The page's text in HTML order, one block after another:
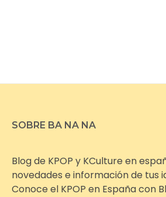
SOBRE BA NA NA
Blog de KPOP y KCulture en
novedades e información de tus
Conoce el KPOP en España con